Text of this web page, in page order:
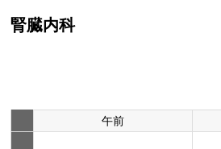
腎臓内科
午前